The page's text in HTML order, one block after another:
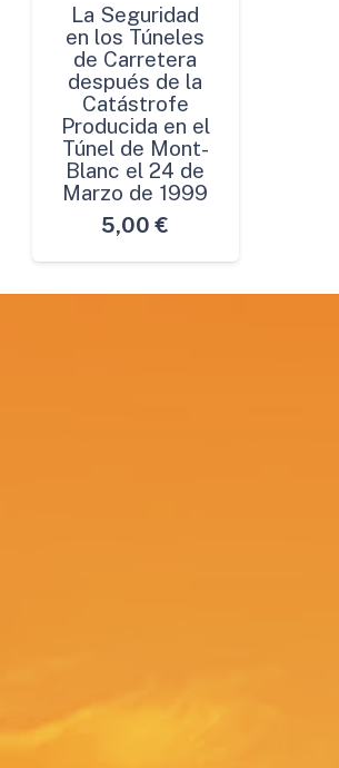
La Seguridad
en los Túneles
de Carretera
después de la
Catástrofe
Producida en el
Túnel de Mont-
Blanc el 24 de
Marzo de 1999
5,00 €